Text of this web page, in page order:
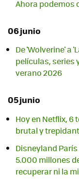
Ahora podemos
06 junio
De 'Wolverine' a
películas, series
verano 2026
05 junio
Hoy en Netflix, 6
brutal y
Disneyland
5.000 millones
recuperar ni la